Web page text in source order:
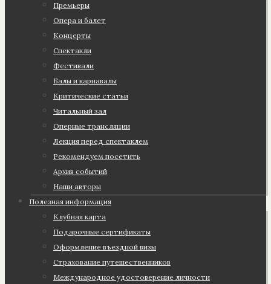
Премьеры
Опера и балет
Концерты
Спектакли
Фестивали
Балы и карнавалы
Критические статьи
Читальный зал
Оперные трансляции
Лекция перед спектаклем
Рекомендуем посетить
Архив событий
Наши авторы
Полезная информация
Клубная карта
Подарочные сертификаты
Оформление въездной визы
Страхование путешественников
Международное удостоверение личности